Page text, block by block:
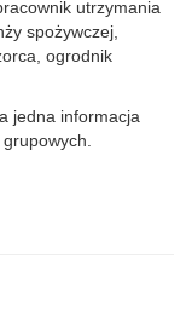
utrzymania
spożywczej,
ogrodnik
jedna informacja